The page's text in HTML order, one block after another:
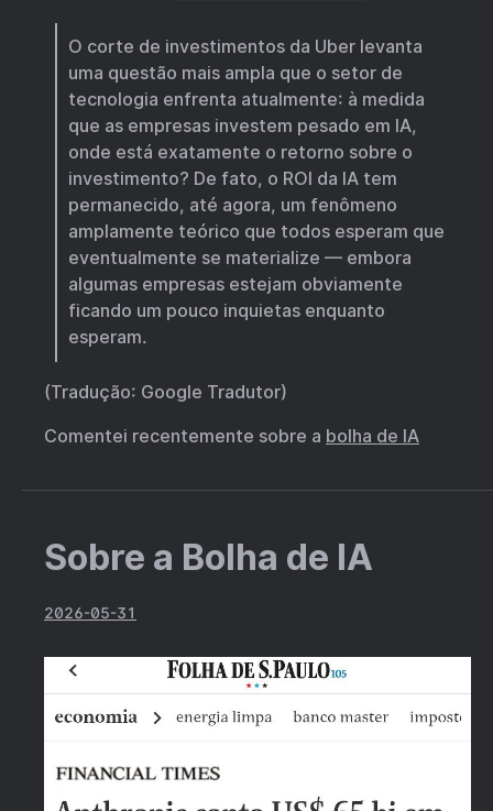
O corte de investimentos da Uber levanta
uma questão mais ampla que o setor de
tecnologia enfrenta atualmente: à medida
que as empresas investem pesado em IA,
onde está exatamente o retorno sobre o
investimento? De fato, o ROI da IA tem
permanecido, até agora, um fenômeno
amplamente teórico que todos esperam que
eventualmente se materialize — embora
algumas empresas estejam obviamente
ficando um pouco inquietas enquanto
esperam.
(Tradução: Google Tradutor)
Comentei recentemente sobre a bolha de IA
Sobre a Bolha de IA
2026-05-31